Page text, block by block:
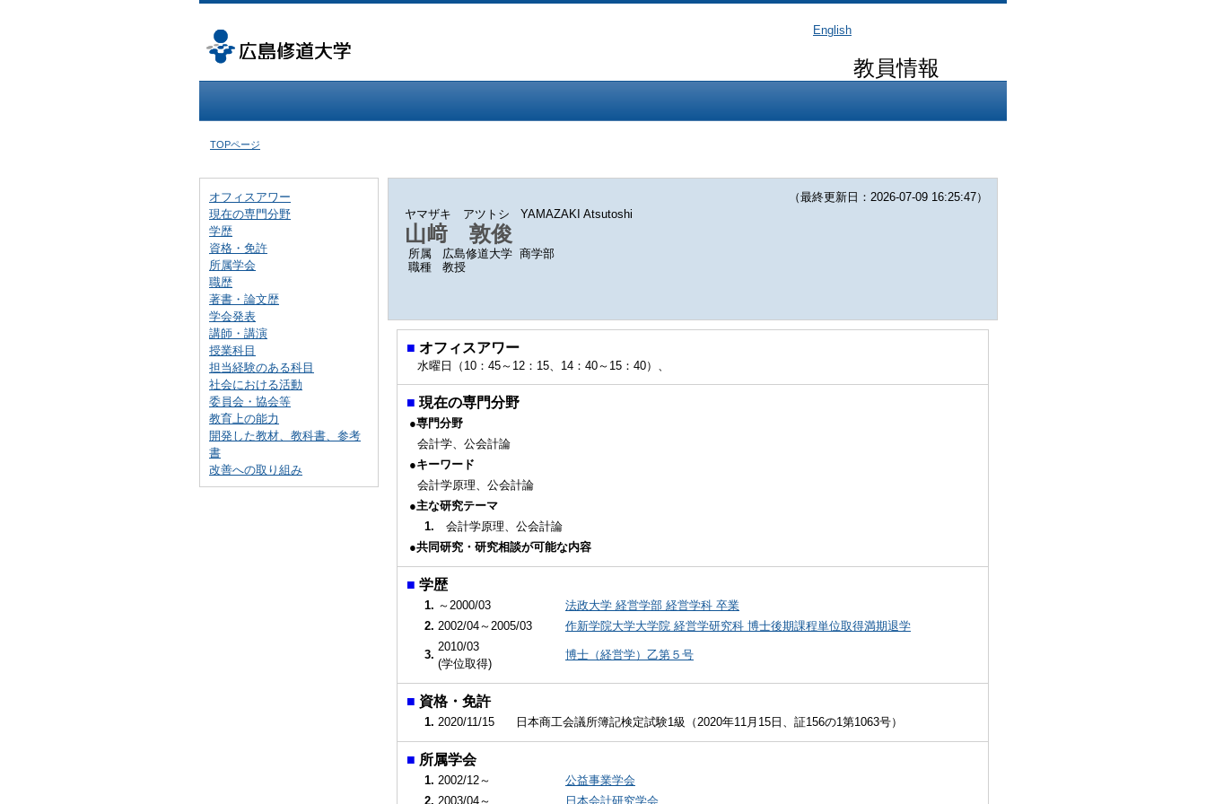
English
教員情報
TOPページ
オフィスアワー
現在の専門分野
学歴
資格・免許
所属学会
職歴
著書・論文歴
学会発表
講師・講演
授業科目
担当経験のある科目
社会における活動
委員会・協会等
教育上の能力
開発した教材、教科書、参考
書
改善への取り組み
（最終更新日：2026-07-09 16:25:47）
ヤマザキ アツトシ
YAMAZAKI Atsutoshi
山﨑 敦俊
所属
広島修道大学 商学部
職種
教授
■ オフィスアワー
水曜日（10：45～12：15、14：40～15：40）、
■ 現在の専門分野
●専門分野
会計学、公会計論
●キーワード
会計学原理、公会計論
●主な研究テーマ
1.
会計学原理、公会計論
●共同研究・研究相談が可能な内容
■ 学歴
1. ～2000/03
法政大学 経営学部 経営学科 卒業
2. 2002/04～2005/03 作新学院大学大学院 経営学研究科 博士後期課程単位取得満期退学
3.
2010/03
(学位取得)
博士（経営学）乙第５号
■ 資格・免許
1. 2020/11/15 日本商工会議所簿記検定試験1級（2020年11月15日、証156の1第1063号）
■ 所属学会
1. 2002/12～
公益事業学会
2. 2003/04～ 日本会計研究学会